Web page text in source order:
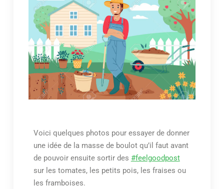
Voici quelques photos pour essayer de donner
une idée de la masse de boulot qu’il faut avant
de pouvoir ensuite sortir des #feelgoodpost
sur les tomates, les petits pois, les fraises ou
les framboises.